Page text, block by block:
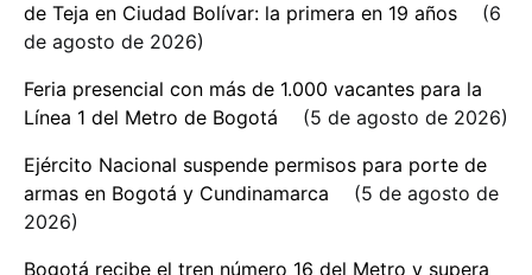
de Teja en Ciudad Bolívar: la primera en 19 años
6
de agosto de 2026
Feria presencial con más de 1.000 vacantes para la
Línea 1 del Metro de Bogotá
5 de agosto de 2026
Ejército Nacional suspende permisos para porte de
armas en Bogotá y Cundinamarca
5 de agosto de
2026
Bogotá recibe el tren número 16 del Metro y supera